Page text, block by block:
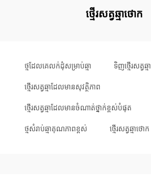
ថ្មើរសត្វឆ្មាថោក
ថ្មដែលគេលក់ដុំសម្រាប់ឆ្មា ទិញថ្មើរសត្វឆ្មា
ថ្មើរសត្វឆ្មាដែលមានសុវត្ថិភាព
ថ្មើរសត្វឆ្មាដែលមានចំណាត់ថ្នាក់ខ្ពស់បំផុត
ថ្មសំរាប់ឆ្មាគុណភាពខ្ពស់ ថ្មើរសត្វឆ្មាថោក